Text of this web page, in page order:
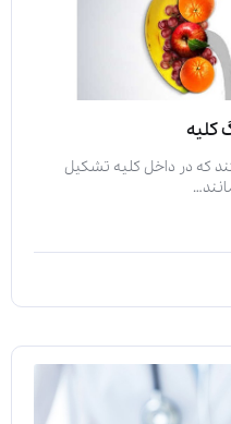
کلیه
که در داخل کلیه تشکیل